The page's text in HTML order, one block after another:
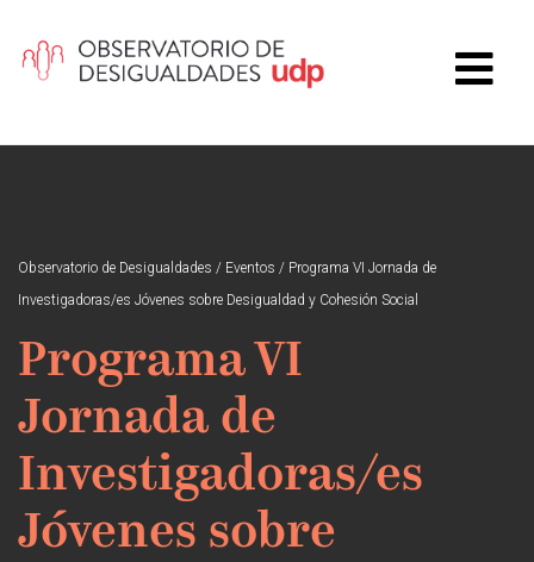
Observatorio de Desigualdades / Eventos / Programa VI Jornada de
Investigadoras/es Jóvenes sobre Desigualdad y Cohesión Social
Programa VI
Jornada de
Investigadoras/es
Jóvenes sobre